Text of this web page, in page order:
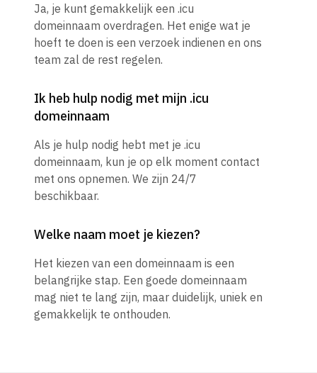
Ja, je kunt gemakkelijk een .icu
domeinnaam overdragen. Het enige wat je
hoeft te doen is een verzoek indienen en ons
team zal de rest regelen.
Ik heb hulp nodig met mijn .icu
domeinnaam
Als je hulp nodig hebt met je .icu
domeinnaam, kun je op elk moment contact
met ons opnemen. We zijn 24/7
beschikbaar.
Welke naam moet je kiezen?
Het kiezen van een domeinnaam is een
belangrijke stap. Een goede domeinnaam
mag niet te lang zijn, maar duidelijk, uniek en
gemakkelijk te onthouden.